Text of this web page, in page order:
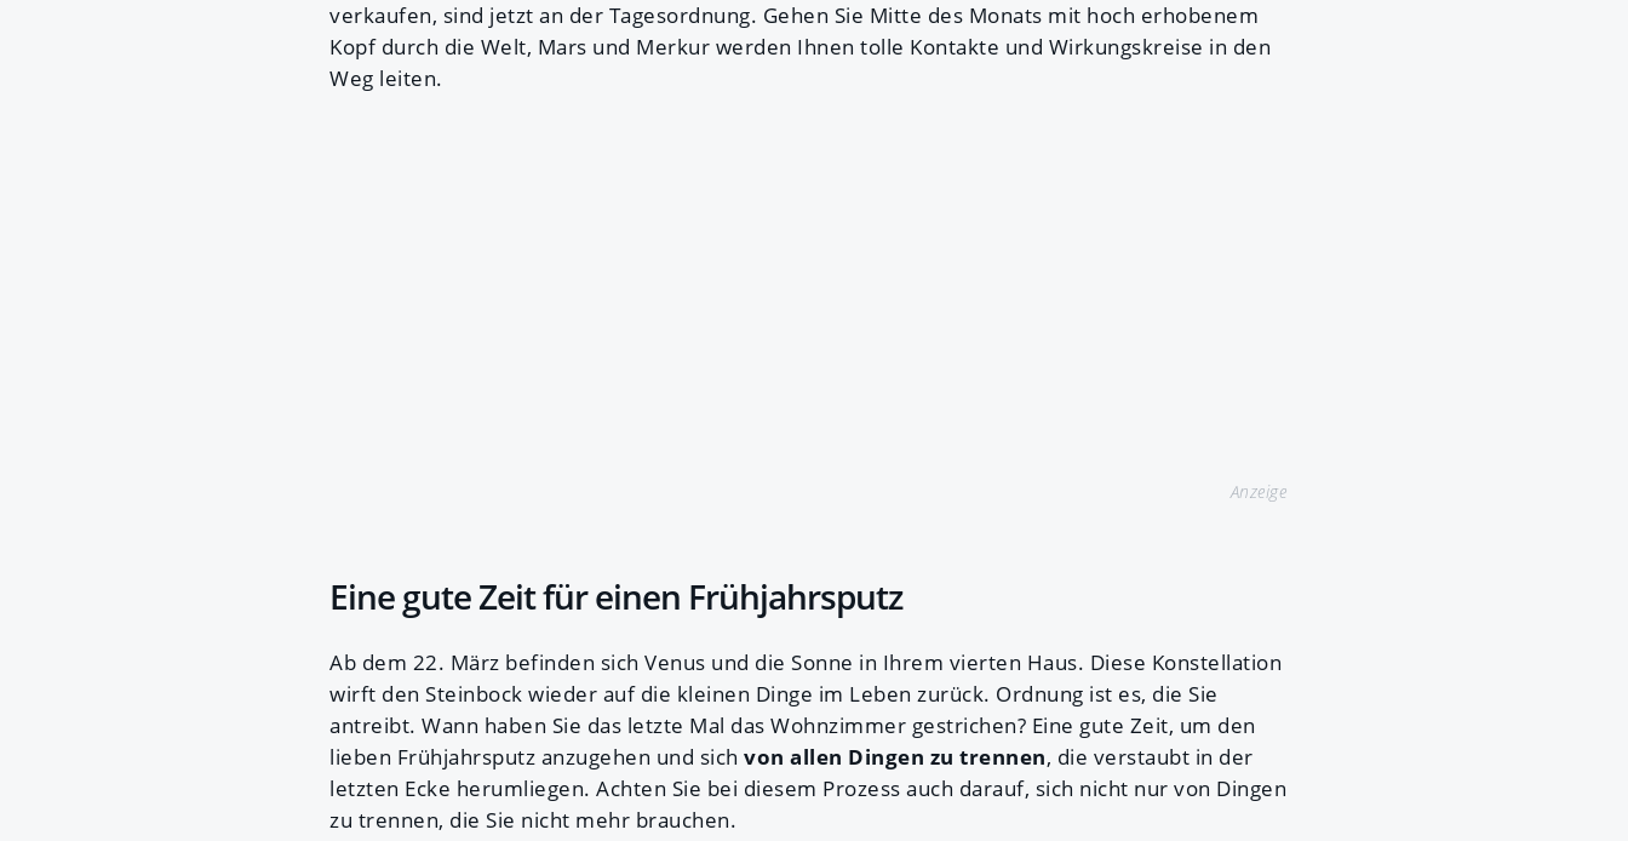
verkaufen, sind jetzt an der Tagesordnung. Gehen Sie Mitte des Monats mit hoch erhobenem
Kopf durch die Welt, Mars und Merkur werden Ihnen tolle Kontakte und Wirkungskreise in den
Weg leiten.
Anzeige
Eine gute Zeit für einen Frühjahrsputz
Ab dem 22. März befinden sich Venus und die Sonne in Ihrem vierten Haus. Diese Konstellation
wirft den Steinbock wieder auf die kleinen Dinge im Leben zurück. Ordnung ist es, die Sie
antreibt. Wann haben Sie das letzte Mal das Wohnzimmer gestrichen? Eine gute Zeit, um den
lieben Frühjahrsputz anzugehen und sich von allen Dingen zu trennen, die verstaubt in der
letzten Ecke herumliegen. Achten Sie bei diesem Prozess auch darauf, sich nicht nur von Dingen
zu trennen, die Sie nicht mehr brauchen.